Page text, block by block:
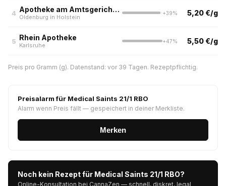
4 Apotheke am Amtsgericht (aktuell nur Abholung)
Oldenburg in Holstein
+39% 5,20 €/g
5 Rhein Apotheke
Karlsruhe
+47% 5,50 €/g
Preis pro Gramm (g). Datenstand: vor 39 Tagen. Rezeptpflichtig.
Preisalarm für Medical Saints 21/1 RBO
Alarm wenn Preis fällt — gespeichert in deiner Merkliste.
Merken
Noch kein Rezept für Medical Saints 21/1 RBO?
Online-Konsultation bei CannaZen — schnell, diskret, legal